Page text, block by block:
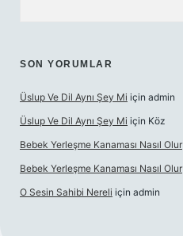
SON YORUMLAR
Üslup Ve Dil Aynı Şey Mi için admin
Üslup Ve Dil Aynı Şey Mi için Köz
Bebek Yerleşme Kanaması Nasıl Olur
Bebek Yerleşme Kanaması Nasıl Olur
O Sesin Sahibi Nereli için admin